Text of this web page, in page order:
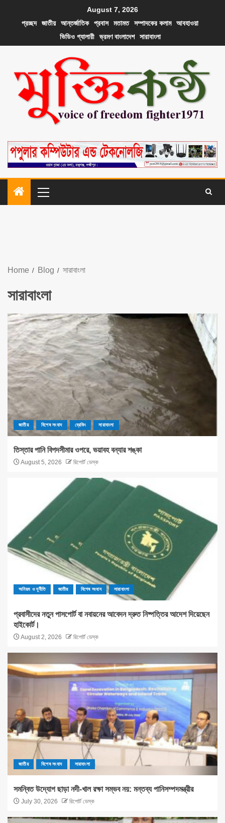
August 7, 2026
প্রচ্ছদ
জাতীয় আন্তর্জাতিক প্রবাস মতামত সম্পাদকের কলাম
আবহাওয়া
ভিডিও গ্যালারী
ভ্রমণ বাংলাদেশ সারাবাংলা
Home Blog সারাবাংলা
সারাবাংলা
জাতীয় বিশেষ সংবাদ ব্রেকিং সারাবাংলা
তিস্তার পানি বিপদসীমার ওপরে, ভয়াবহ বন্যার শঙ্কা
August 5, 2026 রিপোর্ট ডেস্ক
অনিয়ম ও দূর্নীতি জাতীয় বিশেষ সংবাদ সারাবাংলা
প্রবাসীদের নতুন পাসপোর্ট বা নবায়নের আবেদন দ্রুত নিষ্পত্তির আদেশ দিয়েছেন
হাইকোর্ট।
August 2, 2026 রিপোর্ট ডেস্ক
জাতীয় বিশেষ সংবাদ সারাবাংলা
সমন্বিত উদ্যোগ ছাড়া নদী-খাল রক্ষা সম্ভব নয়: মন্তব্য পানিসম্পদমন্ত্রীর
July 30, 2026 রিপোর্ট ডেস্ক